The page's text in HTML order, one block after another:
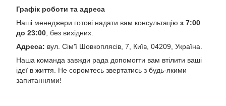
Графік роботи та адреса
Наші менеджери готові надати вам консультацію з 7:00
до 23:00, без вихідних.
Адреса: вул. Сім'ї Шовкоплясів, 7, Київ, 04209, Україна.
Наша команда завжди рада допомогти вам втілити ваші
ідеї в життя. Не соромтесь звертатись з будь-якими
запитаннями!